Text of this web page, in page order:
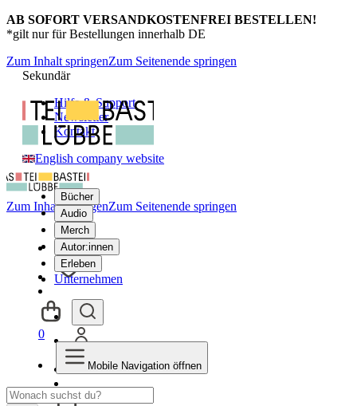
AB SOFORT VERSANDKOSTENFREI BESTELLEN!
*gilt nur für Bestellungen innerhalb DE
Zum Inhalt springenZum Seitenende springen
Sekundär
Hilfe & Support
Newsletter
Kontakt
English company website
Bücher
Audio
Merch
Autor:innen
Erleben
Unternehmen
Zum Inhalt springenZum Seitenende springen
0
Mobile Navigation öffnen